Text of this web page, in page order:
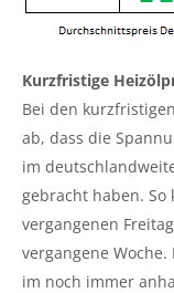
Kurzfristige
Bei den
ab, dass die
im
gebracht haben. So
vergangenen
vergangene
im noch immer